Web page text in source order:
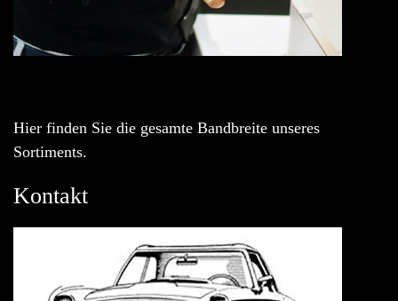
Hier finden Sie die gesamte Bandbreite unseres
Sortiments.
Kontakt